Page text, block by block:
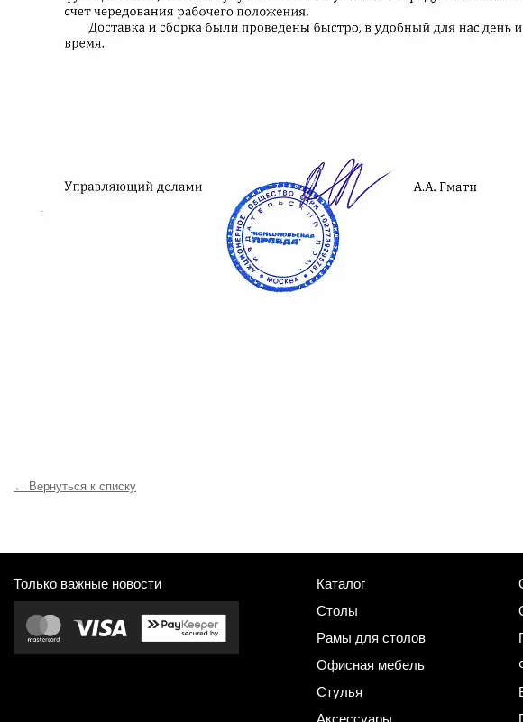
← Вернуться к списку
Только важные новости
Каталог
Столы
Рамы для столов
Офисная мебель
Стулья
Аксессуары